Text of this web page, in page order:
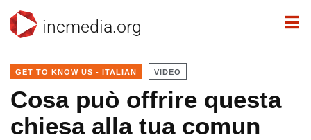
incmedia.org
GET TO KNOW US - ITALIAN VIDEO
Cosa può offrire questa
chiesa alla tua comun